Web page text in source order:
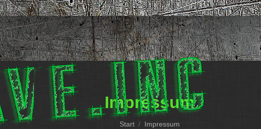
15 Uhr
Impressum
Sie befinden sich hier:
Start Impressum